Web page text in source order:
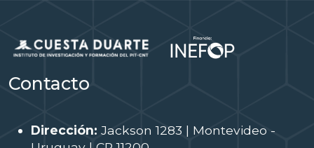
Contacto
Dirección: Jackson 1283 | Montevideo -